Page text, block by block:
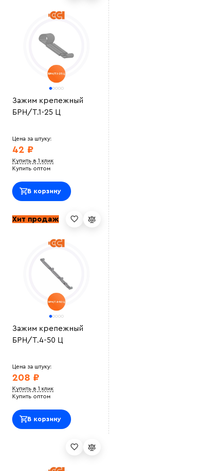
Зажим крепежный
БРН/Т.1-25 Ц
Цена за штуку:
42 ₽
Купить в 1 клик
Купить оптом
В корзину
Хит продаж
Зажим крепежный
БРН/Т.4-50 Ц
Цена за штуку:
208 ₽
Купить в 1 клик
Купить оптом
В корзину